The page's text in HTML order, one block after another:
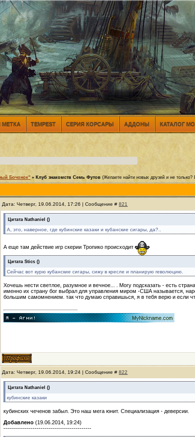
МЕТКА TEMPEST СЕРИЯ КОРСАРЫ АДДОНЫ КАТАЛОГ
Бочонок" » Клуб знакомств Семь Футов (Желаете найти новых друзей и не
Дата: Четверг, 19.06.2014, 17:26 | Сообщение #821
Цитата Nathaniel ()
А, это, наверное, где кубинские казаки и кубанские сигары, да?..
А еще там действие игр скерии Тропико происходит
Цитата Stics ()
Сейчас вот курю кубанские сигары, сижу в кресле и планирую rеволюцию.
Хочешь нести светлое, разумное и вечное... . Могу подсказать - есть
именно их страну бог выбрал для управления миром -США называется,
большим самомнением. так что думаю справишься, я в тебя верю и если
Дата: Четверг, 19.06.2014, 19:24 | Сообщение #822
Цитата Nathaniel ()
кубинские казаки
кубинских чеченов забыл. Это наш мега юнит. Специализация - деверсии.
Добавлено (19.06.2014, 19:24)
---------------------------------------------